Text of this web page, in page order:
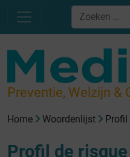
Preventie, Welzijn &
Home Woordenlijst Profil
Profil de risque